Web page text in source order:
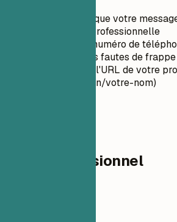
Assurez-vous que votre
configurée et professionnelle
Vérifiez votre numéro de
e-mail pour les fautes de frappe
Personnalisez l'URL de votre
(linkedin.com/in/votre-nom)
Profil professionnel